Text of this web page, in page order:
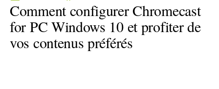
Comment configurer Chromecast
for PC Windows 10 et profiter de
vos contenus préférés